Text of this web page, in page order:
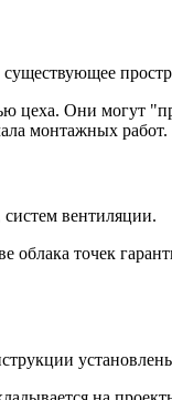
Они могут
монтажных работ.
вентиляции.
облака точек